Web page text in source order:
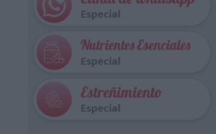
Especial
Nutrientes Esenciales
Especial
Estreñimiento
Especial